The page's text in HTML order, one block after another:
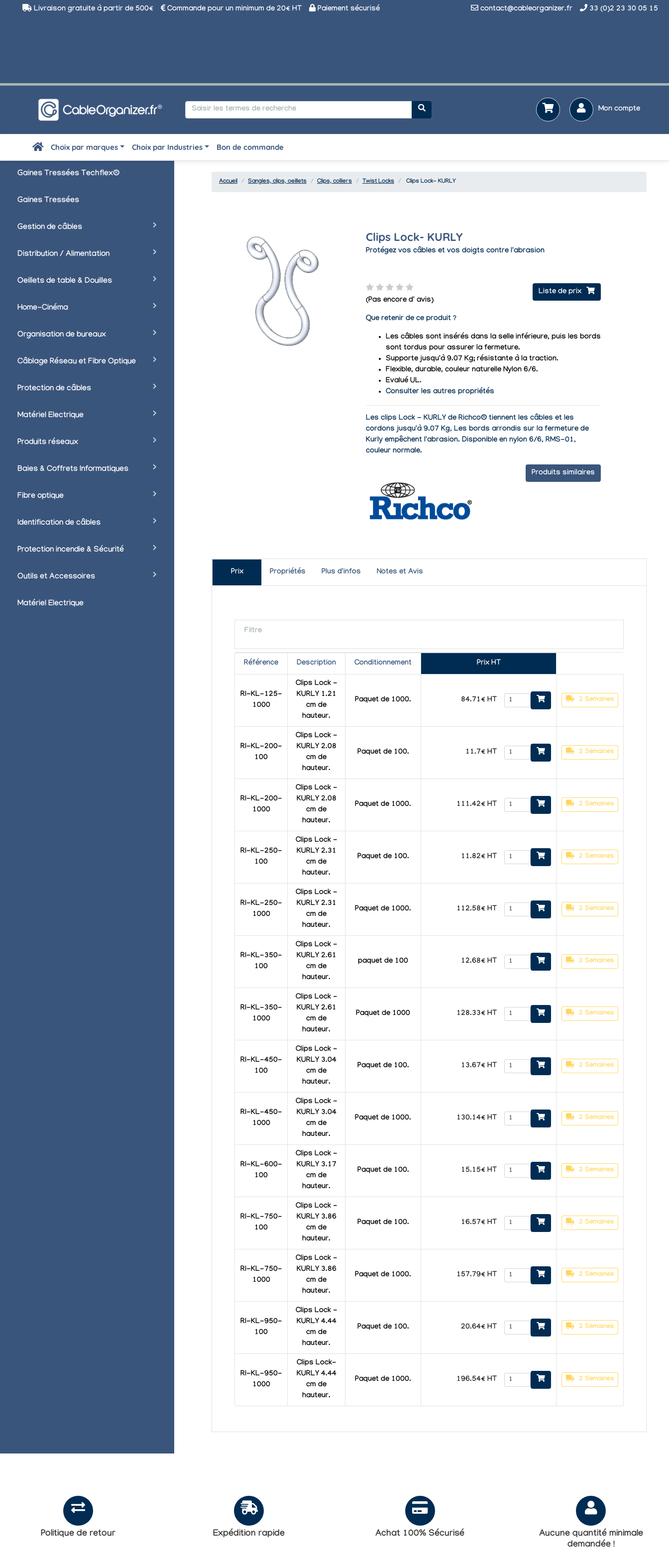
Livraison gratuite à partir de 500€ Commande pour un minimum de 20€ HT Paiement sécurisé contact@cableorganizer.fr 33 (0)2 23 30 05 15
Mon compte
Choix par marques Choix par Industries Bon de commande
Gaines Tressées Techflex®
Gaines Tressées
Gestion de câbles
Distribution / Alimentation
Oeillets de table & Douilles
Home-Cinéma
Organisation de bureaux
Câblage Réseau et Fibre Optique
Protection de câbles
Matériel Electrique
Produits réseaux
Baies & Coffrets Informatiques
Fibre optique
Identification de câbles
Protection incendie & Sécurité
Outils et Accessoires
Matériel Electrique
Accueil Sangles, clips, oeillets Clips, colliers Twist Locks Clips Lock- KURLY
Clips Lock- KURLY
Protégez vos câbles et vos doigts contre l'abrasion
(Pas encore d' avis)
Liste de prix
Que retenir de ce produit ?
Les câbles sont insérés dans la selle inférieure, puis les bords
sont tordus pour assurer la fermeture.
Supporte jusqu'à 9.07 Kg; résistante à la traction.
Flexible, durable, couleur naturelle Nylon 6/6.
Evalué UL.
Consulter les autres propriétés
Les clips Lock - KURLY de Richco® tiennent les câbles et les
cordons jusqu'à 9.07 Kg, Les bords arrondis sur la fermeture de
Kurly empêchent l'abrasion. Disponible en nylon 6/6, RMS-01,
couleur normale.
Produits similaires
Prix Propriétés Plus d'infos Notes et Avis
Filtre
Référence Description Conditionnement Prix HT
RI-KL-125-
1000
Clips Lock -
KURLY 1.21
cm de
hauteur.
Paquet de 1000. 84.71€ HT 2 Semaines
RI-KL-200-
100
Clips Lock -
KURLY 2.08
cm de
hauteur.
Paquet de 100. 11.7€ HT 2 Semaines
RI-KL-200-
1000
Clips Lock -
KURLY 2.08
cm de
hauteur.
Paquet de 1000. 111.42€ HT 2 Semaines
RI-KL-250-
100
Clips Lock -
KURLY 2.31
cm de
hauteur.
Paquet de 100. 11.82€ HT 2 Semaines
RI-KL-250-
1000
Clips Lock -
KURLY 2.31
cm de
hauteur.
Paquet de 1000. 112.58€ HT 2 Semaines
RI-KL-350-
100
Clips Lock -
KURLY 2.61
cm de
hauteur.
paquet de 100 12.68€ HT 2 Semaines
RI-KL-350-
1000
Clips Lock -
KURLY 2.61
cm de
hauteur.
Paquet de 1000 128.33€ HT 2 Semaines
RI-KL-450-
100
Clips Lock -
KURLY 3.04
cm de
hauteur.
Paquet de 100. 13.67€ HT 2 Semaines
RI-KL-450-
1000
Clips Lock -
KURLY 3.04
cm de
hauteur.
Paquet de 1000. 130.14€ HT 2 Semaines
RI-KL-600-
100
Clips Lock -
KURLY 3.17
cm de
hauteur.
Paquet de 100. 15.15€ HT 2 Semaines
RI-KL-750-
100
Clips Lock -
KURLY 3.86
cm de
hauteur.
Paquet de 100. 16.57€ HT 2 Semaines
RI-KL-750-
1000
Clips Lock -
KURLY 3.86
cm de
hauteur.
Paquet de 1000. 157.79€ HT 2 Semaines
RI-KL-950-
100
Clips Lock -
KURLY 4.44
cm de
hauteur.
Paquet de 100. 20.64€ HT 2 Semaines
RI-KL-950-
1000
Clips Lock-
KURLY 4.44
cm de
hauteur.
Paquet de 1000. 196.54€ HT 2 Semaines
Politique de retour Expédition rapide Achat 100% Sécurisé
Aucune quantité minimale
demandée !